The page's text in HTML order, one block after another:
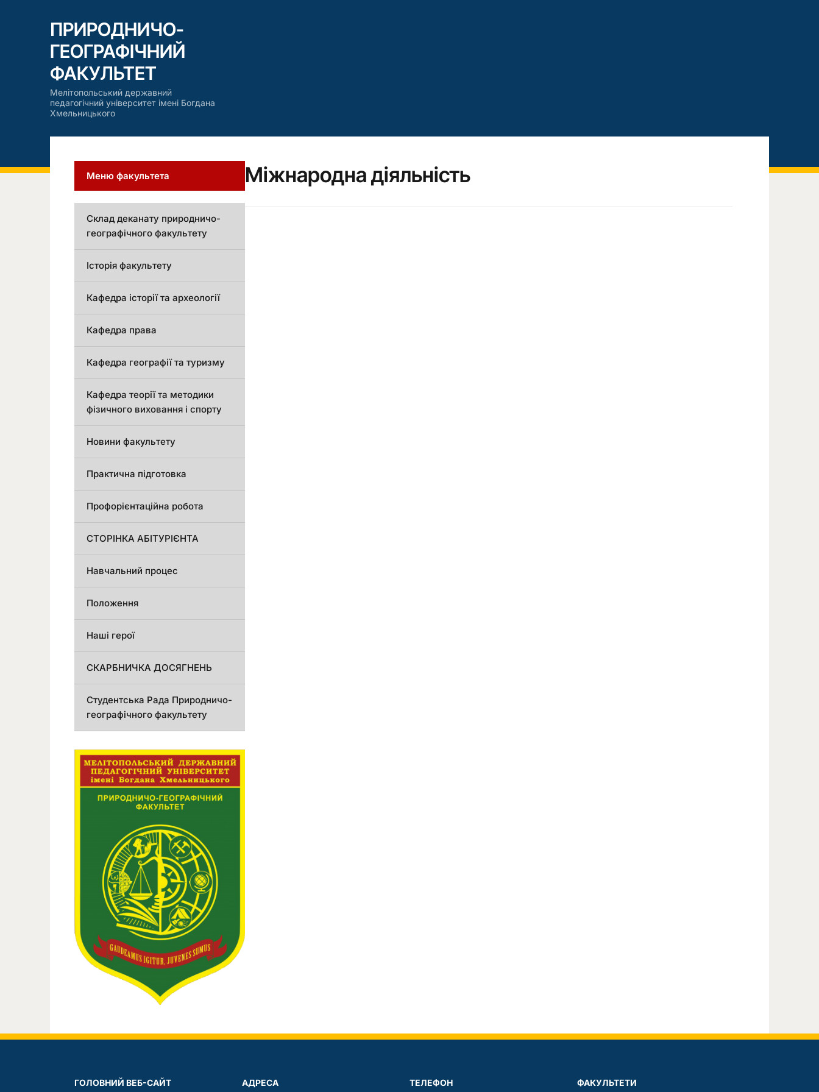
ПРИРОДНИЧО-
ГЕОГРАФІЧНИЙ
ФАКУЛЬТЕТ
Мелітопольський державний
педагогічний університет імені Богдана
Хмельницького
Міжнародна діяльність
Меню факультета
Склад деканату природничо-
географічного факультету
Історія факультету
Кафедра історії та археології
Кафедра права
Кафедра географії та туризму
Кафедра теорії та методики
фізичного виховання і спорту
Новини факультету
Практична підготовка
Профорієнтаційна робота
СТОРІНКА АБІТУРІЄНТА
Навчальний процес
Положення
Наші герої
СКАРБНИЧКА ДОСЯГНЕНЬ
Студентська Рада Природничо-
географічного факультету
ГОЛОВНИЙ ВЕБ-САЙТ АДРЕСА ТЕЛЕФОН ФАКУЛЬТЕТИ